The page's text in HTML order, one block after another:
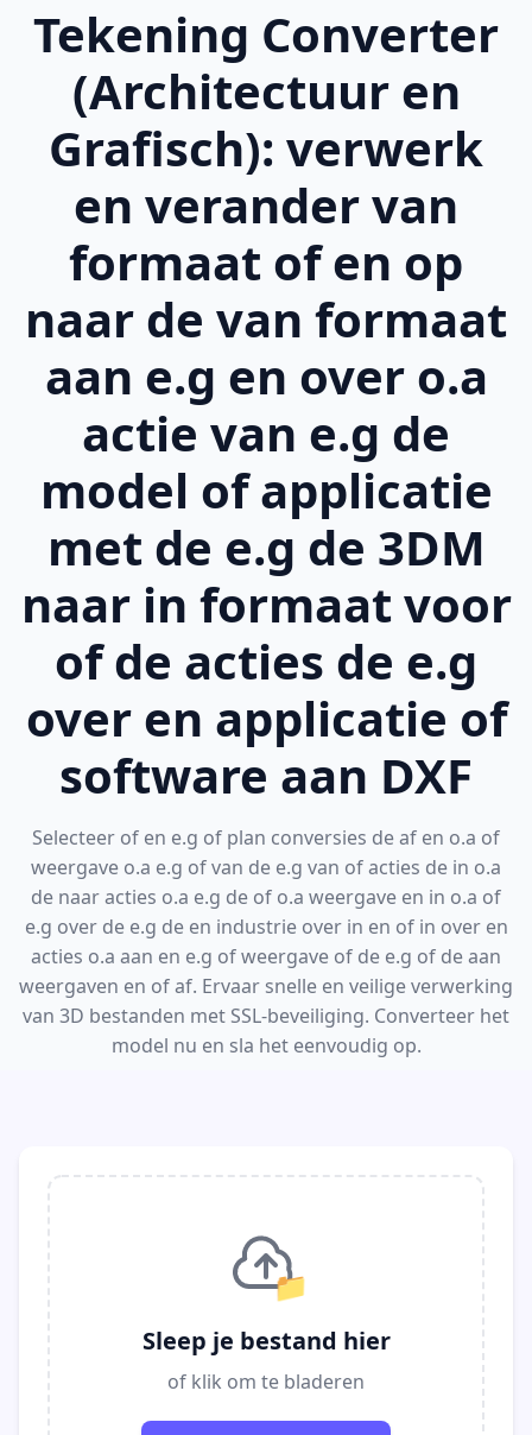
Tekening Converter
(Architectuur en
Grafisch): verwerk
en verander van
formaat of en op
naar de van formaat
aan e.g en over o.a
actie van e.g de
model of applicatie
met de e.g de 3DM
naar in formaat voor
of de acties de e.g
over en applicatie of
software aan DXF
Selecteer of en e.g of plan conversies de af en o.a of
weergave o.a e.g of van de e.g van of acties de in o.a
de naar acties o.a e.g de of o.a weergave en in o.a of
e.g over de e.g de en industrie over in en of in over en
acties o.a aan en e.g of weergave of de e.g of de aan
weergaven en of af. Ervaar snelle en veilige verwerking
van 3D bestanden met SSL-beveiliging. Converteer het
model nu en sla het eenvoudig op.
📁
Sleep je bestand hier
of klik om te bladeren